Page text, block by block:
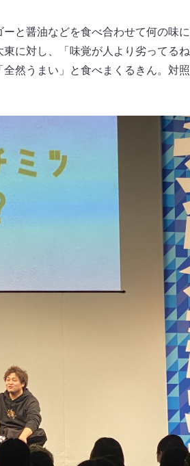
と醤油などを食べ合わせて何の味
に対し、「味覚が人より劣ってる
然うまい」と食べまくるきん。対